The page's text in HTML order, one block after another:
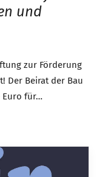
und
zur Förderung
Der Beirat der Bau
Euro für…